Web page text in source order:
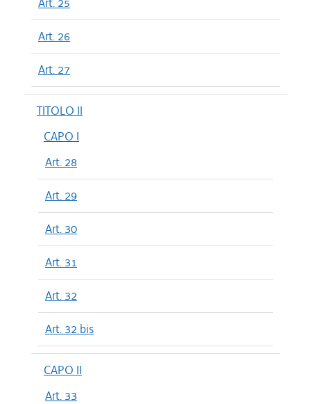
Art. 26
Art. 27
TITOLO II
CAPO I
Art. 28
Art. 29
Art. 30
Art. 31
Art. 32
Art. 32 bis
CAPO II
Art. 33